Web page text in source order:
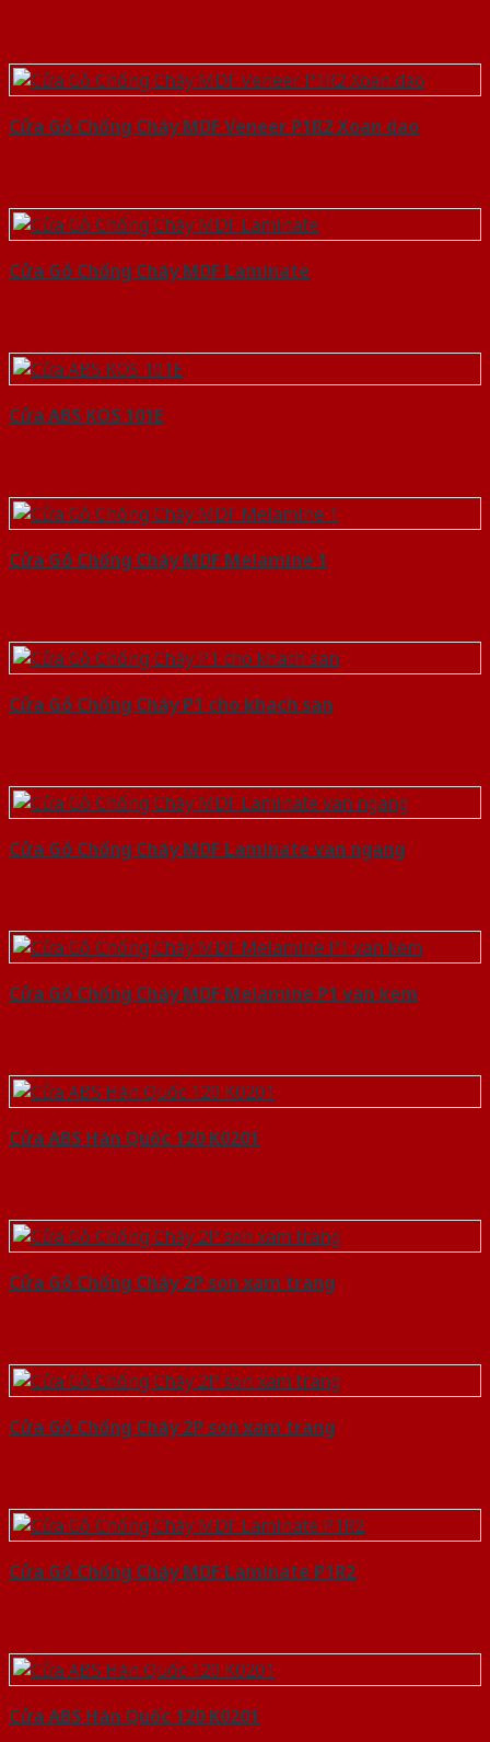
Cửa Gỗ Chống Cháy MDF Veneer P1R2 Xoan dao
Cửa Gỗ Chống Cháy MDF Laminate
Cửa ABS KOS 101E
Cửa Gỗ Chống Cháy MDF Melamine 1
Cửa Gỗ Chống Cháy P1 cho khach san
Cửa Gỗ Chống Cháy MDF Laminate van ngang
Cửa Gỗ Chống Cháy MDF Melamine P1 van kem
Cửa ABS Hàn Quốc 120 K0201
Cửa Gỗ Chống Cháy 2P son xam trang
Cửa Gỗ Chống Cháy 2P son xam trang
Cửa Gỗ Chống Cháy MDF Laminate P1R2
Cửa ABS Hàn Quốc 120 K0201